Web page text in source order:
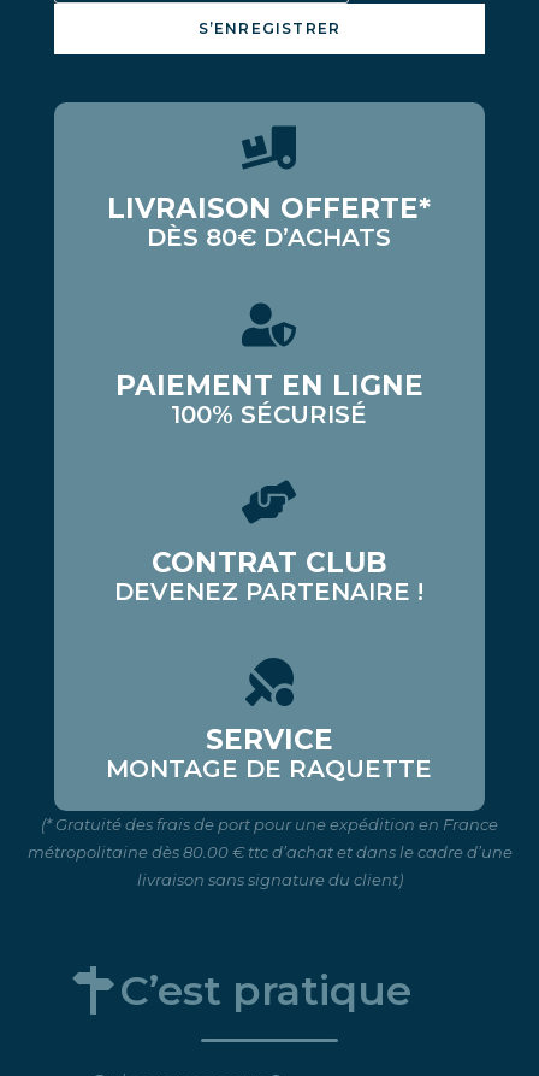
S’ENREGISTRER
LIVRAISON OFFERTE*
DÈS 80€ D’ACHATS
PAIEMENT EN LIGNE
100% SÉCURISÉ
CONTRAT CLUB
DEVENEZ PARTENAIRE !
SERVICE
MONTAGE DE RAQUETTE
(* Gratuité des frais de port pour une expédition en France
métropolitaine dès 80.00 € ttc d’achat et dans le cadre d’une
livraison sans signature du client)
C’est pratique